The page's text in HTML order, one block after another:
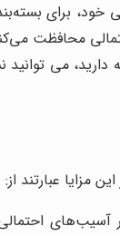
خود، برای
محافظت
می
مزایا عبارتند از:
آسیب‌های